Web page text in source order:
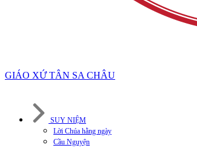
GIÁO XỨ TÂN SA CHÂU
SUY NIỆM
Lời Chúa hằng ngày
Cầu Nguyện